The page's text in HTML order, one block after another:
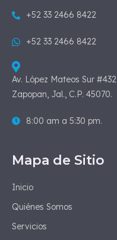
+52 33 2466 8422
+52 33 2466 8422
Av. López Mateos Sur
Zapopan, Jal., C.P. 45070.
8:00 am a 5:30 pm.
Mapa de Sitio
Inicio
Quiénes Somos
Servicios